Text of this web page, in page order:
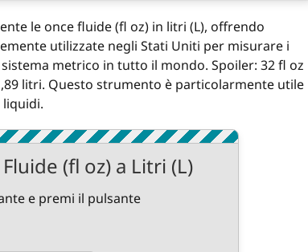
le once fluide (fl oz) in litri (L), offrendo
utilizzate negli Stati Uniti per misurare i
metrico in tutto il mondo. Spoiler: 32 fl oz
litri. Questo strumento è particolarmente utile
liquidi.
(fl oz) a Litri (L)
e premi il pulsante